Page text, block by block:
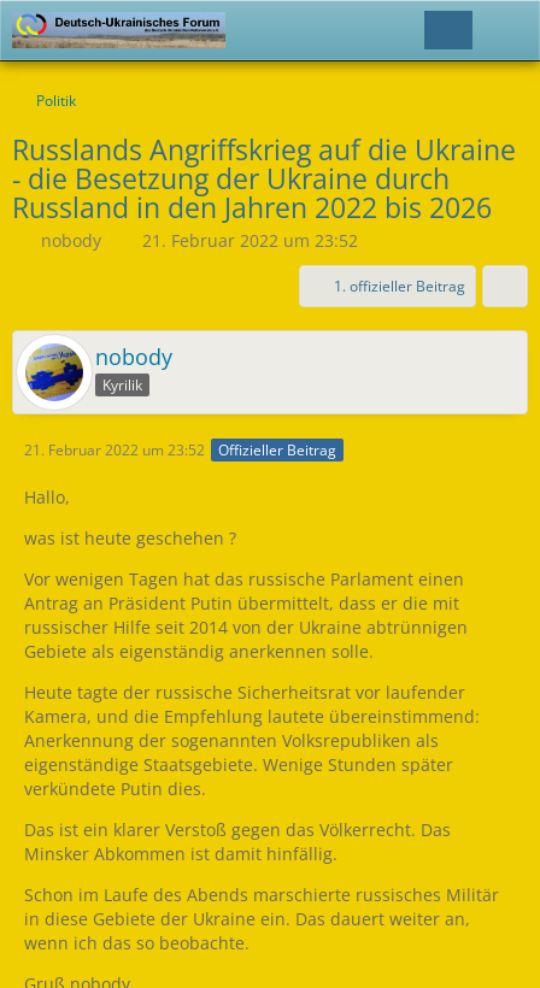
Politik
Russlands Angriffskrieg auf die Ukraine
- die Besetzung der Ukraine durch
Russland in den Jahren 2022 bis 2026
nobody 21. Februar 2022 um 23:52
1. offizieller Beitrag
nobody
Kyrilik
21. Februar 2022 um 23:52 Offizieller Beitrag
Hallo,
was ist heute geschehen ?
Vor wenigen Tagen hat das russische Parlament einen
Antrag an Präsident Putin übermittelt, dass er die mit
russischer Hilfe seit 2014 von der Ukraine abtrünnigen
Gebiete als eigenständig anerkennen solle.
Heute tagte der russische Sicherheitsrat vor laufender
Kamera, und die Empfehlung lautete übereinstimmend:
Anerkennung der sogenannten Volksrepubliken als
eigenständige Staatsgebiete. Wenige Stunden später
verkündete Putin dies.
Das ist ein klarer Verstoß gegen das Völkerrecht. Das
Minsker Abkommen ist damit hinfällig.
Schon im Laufe des Abends marschierte russisches Militär
in diese Gebiete der Ukraine ein. Das dauert weiter an,
wenn ich das so beobachte.